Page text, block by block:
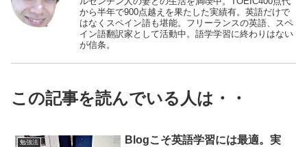
から半年で900点越えを果たした実績有。英語だけで
はなくスペイン語も堪能。フリーランスの英語、スペ
イン語翻訳家として活動中。語学学習に終わりはない
が信条。
この記事を読んでいる人は・・
勉強法
Blogこそ英語学習には最適。実